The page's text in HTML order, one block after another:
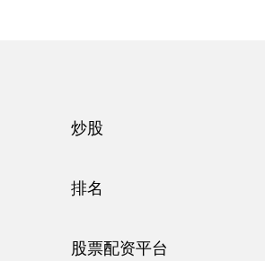
炒股
排名
股票配资平台